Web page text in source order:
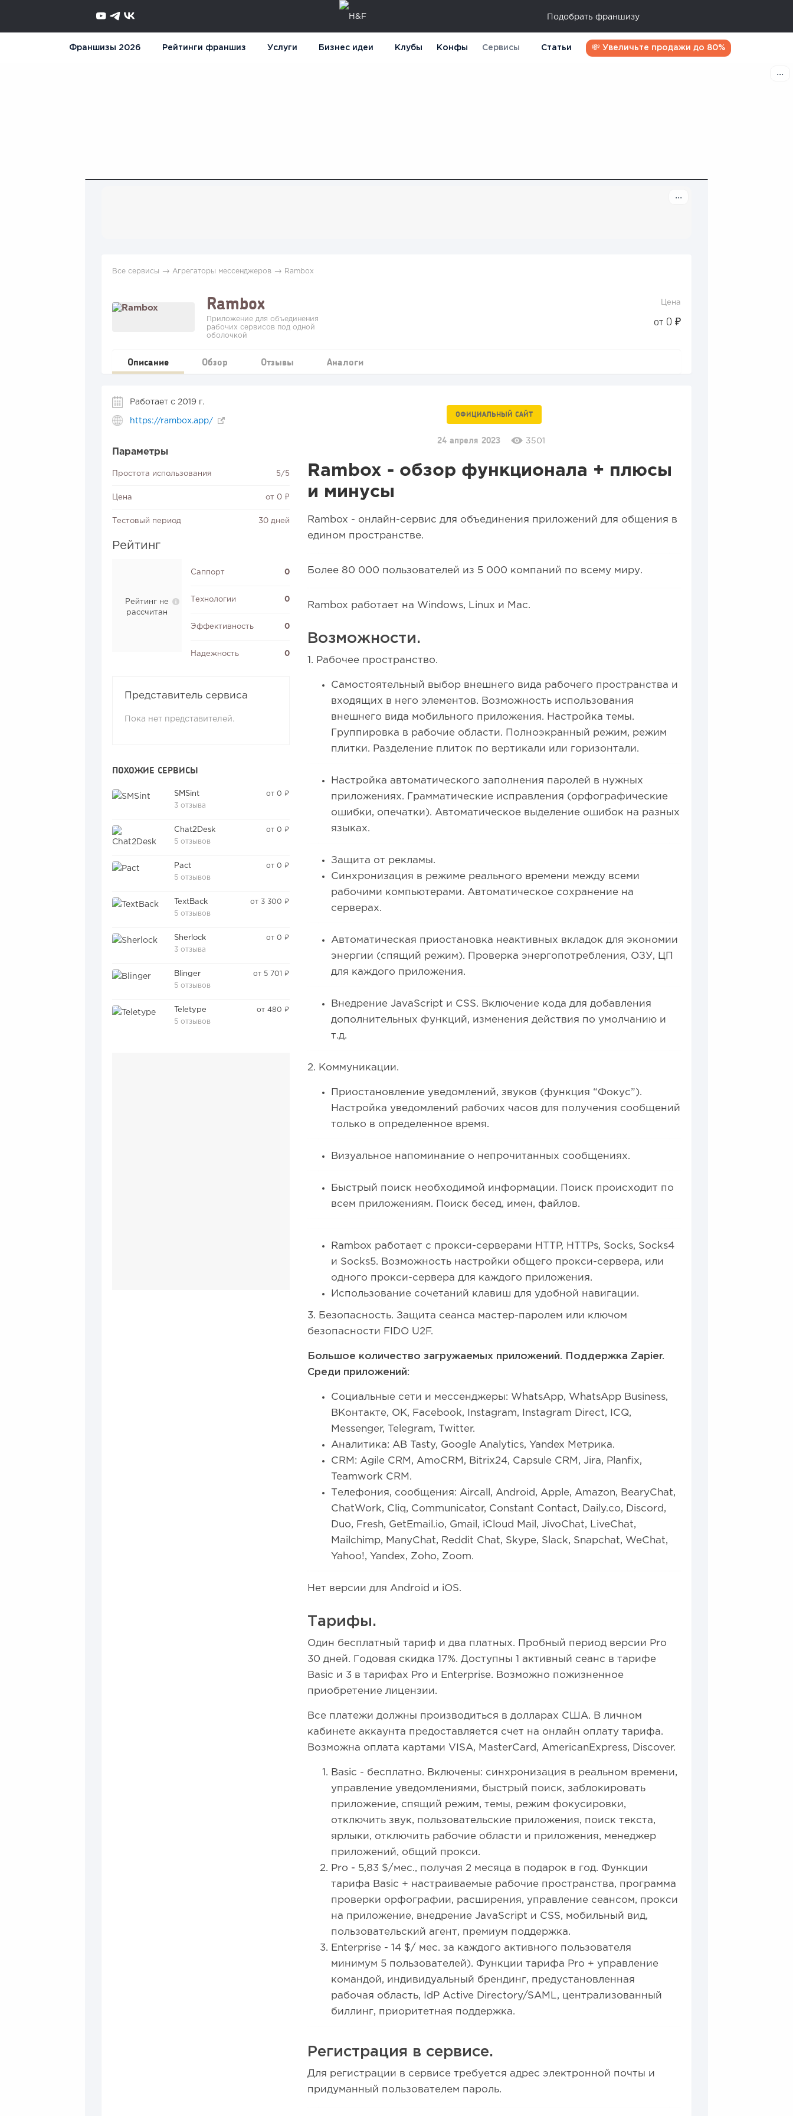
Подобрать франшизу
Франшизы 2026 Рейтинги франшиз Услуги Бизнес идеи Клубы Конфы Сервисы Статьи 💸 Увеличьте продажи до 80%
Все сервисы → Агрегаторы мессенджеров → Rambox
Rambox
Приложение для объединения
рабочих сервисов под одной
оболочкой
Цена
от 0 ₽
Описание Обзор Отзывы Аналоги
Работает с 2019 г.
https://rambox.app/
Параметры
Простота использования 5/5
Цена от 0 ₽
Тестовый период 30 дней
Рейтинг
Рейтинг не
рассчитан
Саппорт 0
Технологии 0
Эффективность 0
Надежность 0
Представитель сервиса
Пока нет представителей.
ПОХОЖИЕ СЕРВИСЫ
SMSint
3 отзыва
от 0 ₽
Chat2Desk
5 отзывов
от 0 ₽
Pact
5 отзывов
от 0 ₽
TextBack
5 отзывов
от 3 300 ₽
Sherlock
3 отзыва
от 0 ₽
Blinger
5 отзывов
от 5 701 ₽
Teletype
5 отзывов
от 480 ₽
ОФИЦИАЛЬНЫЙ САЙТ
24 апреля 2023 3501
Rambox - обзор функционала + плюсы
и минусы
Rambox - онлайн-сервис для объединения приложений для общения в
едином пространстве.
Более 80 000 пользователей из 5 000 компаний по всему миру.
Rambox работает на Windows, Linux и Mac.
Возможности.
1. Рабочее пространство.
Самостоятельный выбор внешнего вида рабочего пространства и
входящих в него элементов. Возможность использования
внешнего вида мобильного приложения. Настройка темы.
Группировка в рабочие области. Полноэкранный режим, режим
плитки. Разделение плиток по вертикали или горизонтали.
Настройка автоматического заполнения паролей в нужных
приложениях. Грамматические исправления (орфографические
ошибки, опечатки). Автоматическое выделение ошибок на разных
языках.
Защита от рекламы.
Синхронизация в режиме реального времени между всеми
рабочими компьютерами. Автоматическое сохранение на
серверах.
Автоматическая приостановка неактивных вкладок для экономии
энергии (спящий режим). Проверка энергопотребления, ОЗУ, ЦП
для каждого приложения.
Внедрение JavaScript и CSS. Включение кода для добавления
дополнительных функций, изменения действия по умолчанию и
т.д.
2. Коммуникации.
Приостановление уведомлений, звуков (функция “Фокус”).
Настройка уведомлений рабочих часов для получения сообщений
только в определенное время.
Визуальное напоминание о непрочитанных сообщениях.
Быстрый поиск необходимой информации. Поиск происходит по
всем приложениям. Поиск бесед, имен, файлов.
Rambox работает с прокси-серверами HTTP, HTTPs, Socks, Socks4
и Socks5. Возможность настройки общего прокси-сервера, или
одного прокси-сервера для каждого приложения.
Использование сочетаний клавиш для удобной навигации.
3. Безопасность. Защита сеанса мастер-паролем или ключом
безопасности FIDO U2F.
Большое количество загружаемых приложений. Поддержка Zapier.
Среди приложений:
Социальные сети и мессенджеры: WhatsApp, WhatsApp Business,
ВКонтакте, OK, Facebook, Instagram, Instagram Direct, ICQ,
Messenger, Telegram, Twitter.
Аналитика: AB Tasty, Google Analytics, Yandex Метрика.
CRM: Agile CRM, AmoCRM, Bitrix24, Capsule CRM, Jira, Planfix,
Teamwork CRM.
Телефония, сообщения: Aircall, Android, Apple, Amazon, BearyChat,
ChatWork, Cliq, Communicator, Constant Contact, Daily.co, Discord,
Duo, Fresh, GetEmail.io, Gmail, iCloud Mail, JivoChat, LiveChat,
Mailchimp, ManyChat, Reddit Chat, Skype, Slack, Snapchat, WeChat,
Yahoo!, Yandex, Zoho, Zoom.
Нет версии для Android и iOS.
Тарифы.
Один бесплатный тариф и два платных. Пробный период версии Pro
30 дней. Годовая скидка 17%. Доступны 1 активный сеанс в тарифе
Basic и 3 в тарифах Pro и Enterprise. Возможно пожизненное
приобретение лицензии.
Все платежи должны производиться в долларах США. В личном
кабинете аккаунта предоставляется счет на онлайн оплату тарифа.
Возможна оплата картами VISA, MasterCard, AmericanExpress, Discover.
Basic - бесплатно. Включены: синхронизация в реальном времени,
управление уведомлениями, быстрый поиск, заблокировать
приложение, спящий режим, темы, режим фокусировки,
отключить звук, пользовательские приложения, поиск текста,
ярлыки, отключить рабочие области и приложения, менеджер
приложений, общий прокси.
Pro - 5,83 $/мес., получая 2 месяца в подарок в год. Функции
тарифа Basic + настраиваемые рабочие пространства, программа
проверки орфографии, расширения, управление сеансом, прокси
на приложение, внедрение JavaScript и CSS, мобильный вид,
пользовательский агент, премиум поддержка.
Enterprise - 14 $/ мес. за каждого активного пользователя
минимум 5 пользователей). Функции тарифа Pro + управление
командой, индивидуальный брендинг, предустановленная
рабочая область, IdP Active Directory/SAML, централизованный
биллинг, приоритетная поддержка.
Регистрация в сервисе.
Для регистрации в сервисе требуется адрес электронной почты и
придуманный пользователем пароль.